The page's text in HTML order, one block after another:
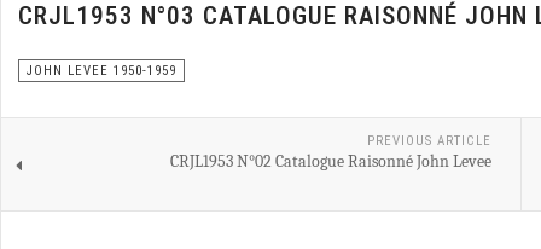
CRJL1953 N°03 CATALOGUE RAISONNÉ JOHN
JOHN LEVEE 1950-1959
PREVIOUS ARTICLE
CRJL1953 N°02 Catalogue Raisonné John Levee